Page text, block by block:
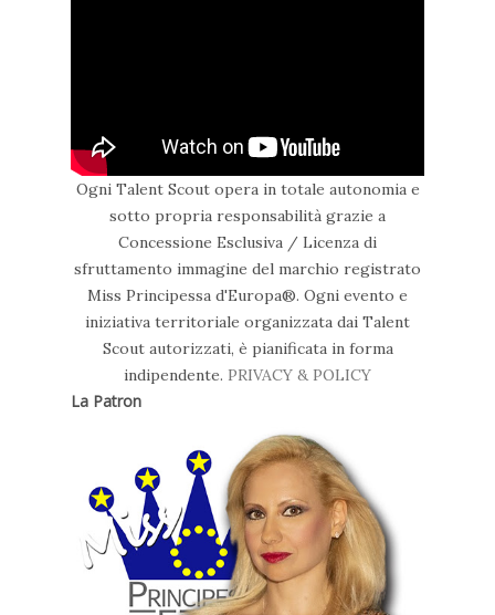
Ogni Talent Scout opera in totale autonomia e
sotto propria responsabilità grazie a
Concessione Esclusiva / Licenza di
sfruttamento immagine del marchio registrato
Miss Principessa d'Europa®. Ogni evento e
iniziativa territoriale organizzata dai Talent
Scout autorizzati, è pianificata in forma
indipendente. PRIVACY & POLICY
La Patron